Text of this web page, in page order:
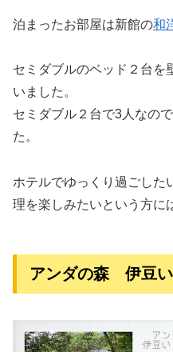
泊まったお部屋は新館の和
セミダブルのベッド２台を
いました。
セミダブル２台で3人なの
た。
ホテルでゆっくり過ごした
理を楽しみたいという方に
アンダの森 伊豆